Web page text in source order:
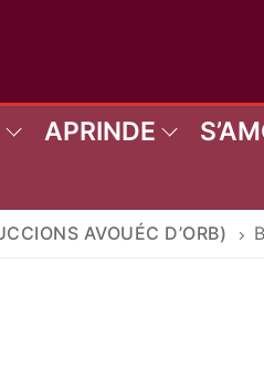
APRINDE
AVOUÉC D’ORB)